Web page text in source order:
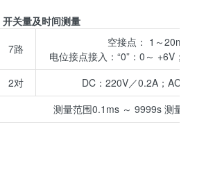
开关量及时间测量
7路
空接点： 1～20mA
电位接点接入：“0”：0～ +6V；
2对
DC：220V／0.2A；AC：
测量范围0.1ms ～ 9999s 测量精